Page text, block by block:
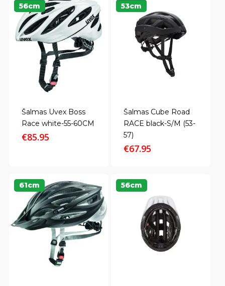
Šalmas Uvex Boss
Race white-55-60CM
€85.95
56cm
Šalmas Cube Road
RACE black-S/M (53-
57)
€67.95
53cm
61cm 56cm